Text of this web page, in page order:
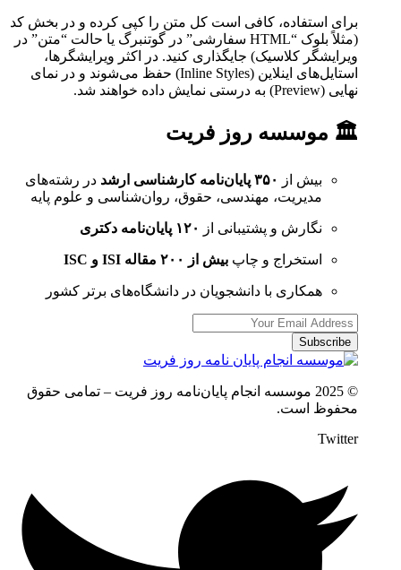
برای استفاده، کافی است کل متن را کپی کرده و در بخش کد
(مثلاً بلوک “HTML سفارشی” در گوتنبرگ یا حالت “متن” در
ویرایشگر کلاسیک) جایگذاری کنید. در اکثر ویرایشگرها،
استایل‌های اینلاین (Inline Styles) حفظ می‌شوند و در نمای
نهایی (Preview) به درستی نمایش داده خواهند شد.
🏛 موسسه روز فریت
بیش از ۳۵۰ پایان‌نامه کارشناسی ارشد
در رشته‌های
مدیریت، مهندسی، حقوق، روان‌شناسی و علوم پایه
نگارش و پشتیبانی از ۱۲۰ پایان‌نامه دکتری
استخراج و چاپ بیش از ۲۰۰ مقاله ISI و ISC
همکاری با دانشجویان در دانشگاه‌های برتر کشور
Subscribe
© 2025 موسسه انجام پایان‌نامه روز فریت – تمامی حقوق
محفوظ است.
Twitter